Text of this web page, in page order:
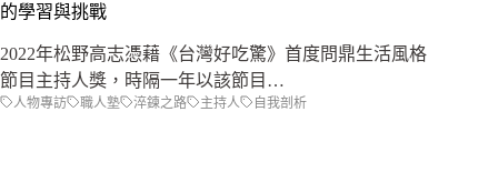
的學習與挑戰
2022年松野高志憑藉《台灣好吃驚》首度問鼎生活風格
節目主持人獎，時隔一年以該節目…
人物專訪 職人塾 淬鍊之路 主持人 自我剖析